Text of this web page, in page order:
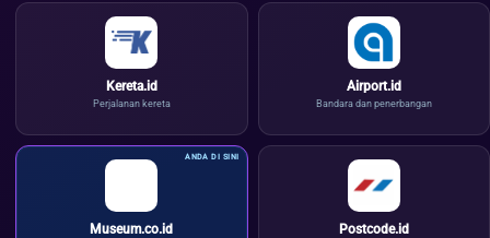
Kereta.id
Perjalanan kereta
Airport.id
Bandara dan penerbangan
Museum.co.id Postcode.id